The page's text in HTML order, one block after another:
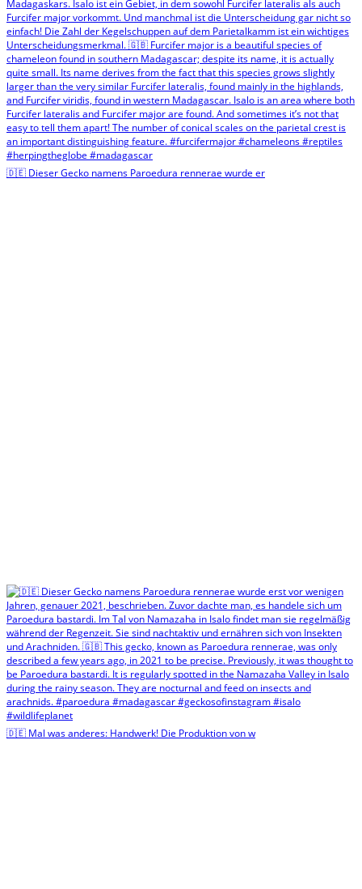
🇩🇪 Dieser Gecko namens Paroedura rennerae wurde er
🇩🇪 Mal was anderes: Handwerk! Die Produktion von w